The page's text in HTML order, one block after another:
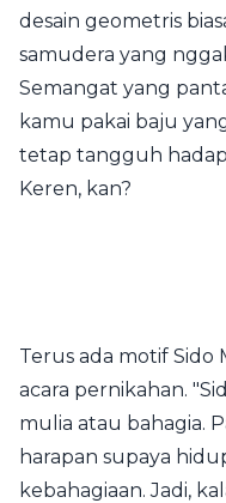
desain geometris
samudera yang
Semangat yang
kamu pakai baju
tetap tangguh
Keren, kan?
Terus ada motif Sido
acara pernikahan.
mulia atau bahagia.
harapan supaya
kebahagiaan. Jadi,